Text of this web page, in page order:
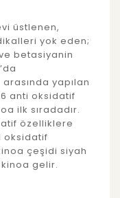
üstlenen,
yok eden;
betasiyanin
yapılan
anti oksidatif
ilk sıradadır.
özelliklere
oksidatif
çeşidi siyah
kinoa gelir.